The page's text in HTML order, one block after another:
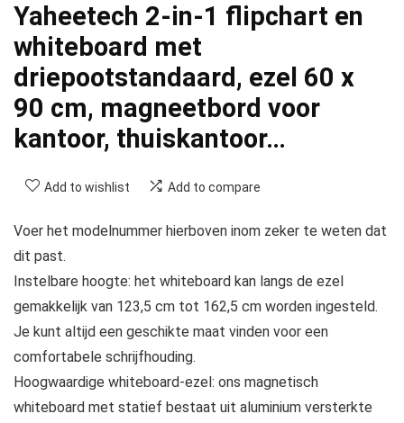
Yaheetech 2-in-1 flipchart en
whiteboard met
driepootstandaard, ezel 60 x
90 cm, magneetbord voor
kantoor, thuiskantoor…
Add to wishlist Add to compare
Voer het modelnummer hierboven inom zeker te weten dat
dit past.
Instelbare hoogte: het whiteboard kan langs de ezel
gemakkelijk van 123,5 cm tot 162,5 cm worden ingesteld.
Je kunt altijd een geschikte maat vinden voor een
comfortabele schrijfhouding.
Hoogwaardige whiteboard-ezel: ons magnetisch
whiteboard met statief bestaat uit aluminium versterkte